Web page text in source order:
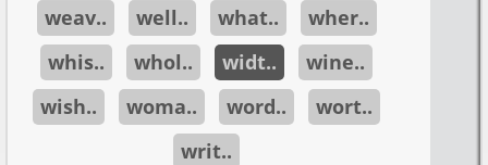
weav..
well.. what..
wher..
whis..
whol.. widt..
wine..
wish..
woma.. word..
wort..
writ..